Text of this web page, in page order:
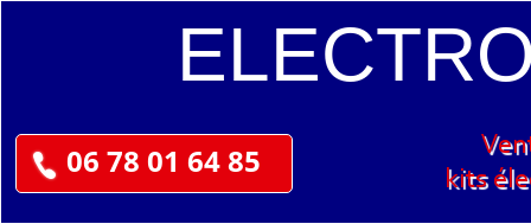
kits
06 78 01 64 85